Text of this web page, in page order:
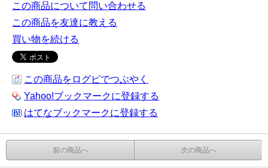
この商品について問い合わせる
この商品を友達に教える
買い物を続ける
この商品をログピでつぶやく
Yahoo!ブックマークに登録する
はてなブックマークに登録する
前の商品へ 次の商品へ